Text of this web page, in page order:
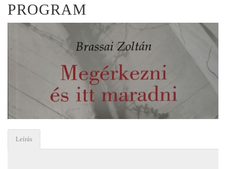
PROGRAM
Leírás